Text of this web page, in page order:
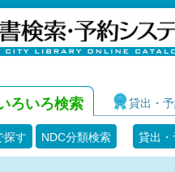
ろいろ検索 貸出・
探す NDC分類検索 貸出